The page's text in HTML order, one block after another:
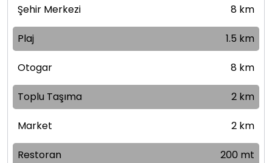
Şehir Merkezi 8 km
Plaj 1.5 km
Otogar 8 km
Toplu Taşıma 2 km
Market 2 km
Restoran 200 mt